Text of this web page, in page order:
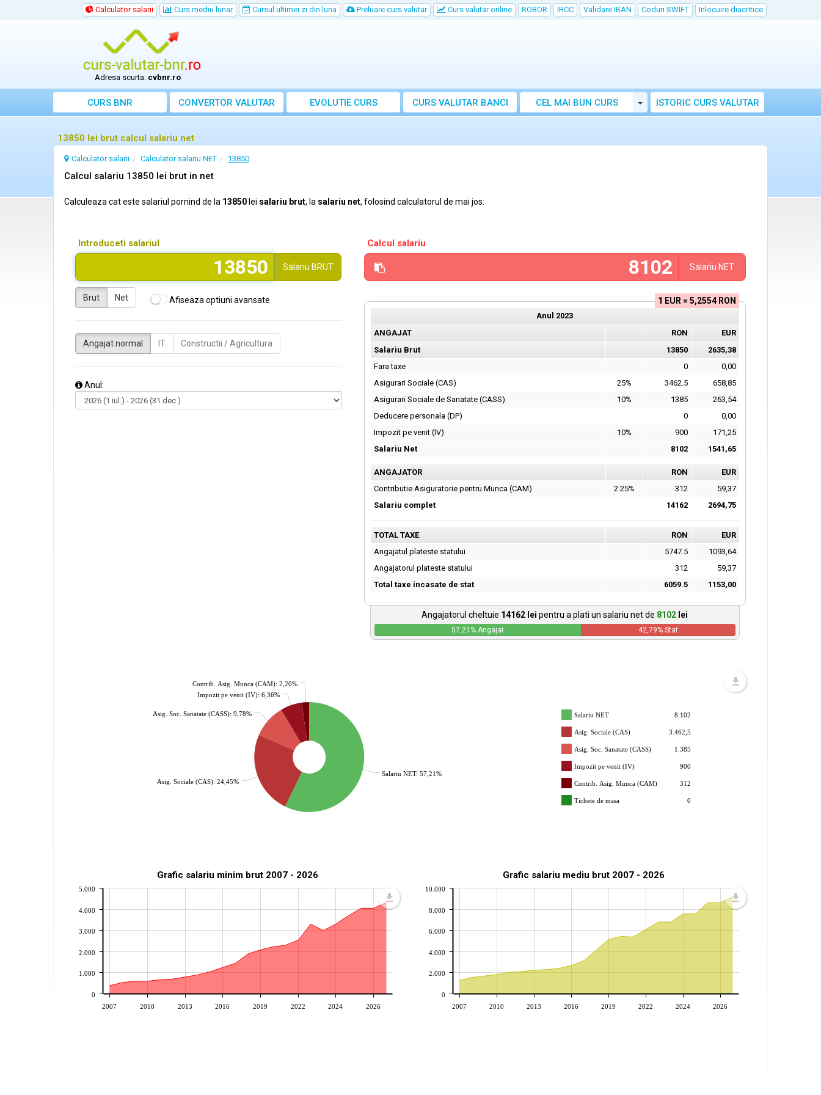
Calculator salarii Curs mediu lunar Cursul ultimei zi din luna Preluare curs valutar Curs valutar online ROBOR IRCC Validare IBAN Coduri SWIFT Inlocuire diacritice
Adresa scurta: cvbnr.ro
CURS BNR CONVERTOR VALUTAR EVOLUTIE CURS CURS VALUTAR BANCI CEL MAI BUN CURS Toggle Dropdown
ISTORIC CURS VALUTAR
13850 lei brut calcul salariu net
Calculator salarii Calculator salariu NET 13850
Calcul salariu 13850 lei brut in net
Calculeaza cat este salariul pornind de la 13850 lei salariu brut, la salariu net, folosind calculatorul de mai jos:
Introduceti salariul
Salariu BRUT
Brut Net Afiseaza optiuni avansate
Angajat normal IT Constructii / Agricultura
Anul:
Calcul salariu
Salariu NET
1 EUR = 5,2554 RON
Anul 2023
ANGAJAT
RON
EUR
Salariu Brut
13850
2635,38
Fara taxe
0
0,00
Asigurari Sociale (CAS)
25% 3462.5
658,85
Asigurari Sociale de Sanatate (CASS)
10% 1385
263,54
Deducere personala (DP)
0
0,00
Impozit pe venit (IV)
10% 900
171,25
Salariu Net
8102 1541,65
ANGAJATOR RON
EUR
Contributie Asiguratorie pentru Munca (CAM)
2.25% 312
59,37
Salariu complet
14162 2694,75
TOTAL TAXE RON
EUR
Angajatul plateste statului
5747.5
1093,64
Angajatorul plateste statului
312
59,37
Total taxe incasate de stat
6059.5 1153,00
Angajatorul cheltuie 14162 lei pentru a plati un salariu net de 8102 lei
57,21 % Angajat 42,79% Stat
Salariu NET: 57,21%
Asig. Sociale (CAS): 24,45%
Asig. Soc. Sanatate (CASS): 9,78%
Impozit pe venit (IV): 6,36%
Contrib. Asig. Munca (CAM): 2,20%
Salariu NET 8.102
Asig. Sociale (CAS) 3.462,5
Asig. Soc. Sanatate (CASS) 1.385
Impozit pe venit (IV) 900
Contrib. Asig. Munca (CAM) 312
Tichete de masa 0
Grafic salariu minim brut 2007 - 2026
2007 2010 2013 2016 2019 2022 2024 2026
0
1.000
2.000
3.000
4.000
5.000
Grafic salariu mediu brut 2007 - 2026
2007 2010 2013 2016 2019 2022 2024 2026
0
2.000
4.000
6.000
8.000
10.000